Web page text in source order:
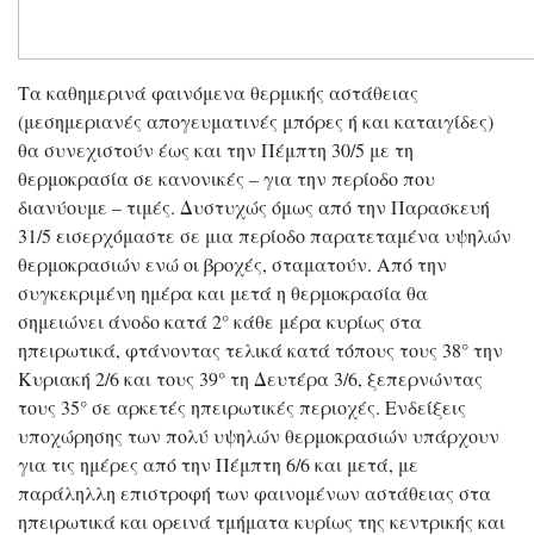
Τα καθημερινά φαινόμενα θερμικής αστάθειας
(μεσημεριανές απογευματινές μπόρες ή και καταιγίδες)
θα συνεχιστούν έως και την Πέμπτη 30/5 με τη
θερμοκρασία σε κανονικές – για την περίοδο που
διανύουμε – τιμές. Δυστυχώς όμως από την Παρασκευή
31/5 εισερχόμαστε σε μια περίοδο παρατεταμένα υψηλών
θερμοκρασιών ενώ οι βροχές, σταματούν. Από την
συγκεκριμένη ημέρα και μετά η θερμοκρασία θα
σημειώνει άνοδο κατά 2° κάθε μέρα κυρίως στα
ηπειρωτικά, φτάνοντας τελικά κατά τόπους τους 38° την
Κυριακή 2/6 και τους 39° τη Δευτέρα 3/6, ξεπερνώντας
τους 35° σε αρκετές ηπειρωτικές περιοχές. Ενδείξεις
υποχώρησης των πολύ υψηλών θερμοκρασιών υπάρχουν
για τις ημέρες από την Πέμπτη 6/6 και μετά, με
παράληλλη επιστροφή των φαινομένων αστάθειας στα
ηπειρωτικά και ορεινά τμήματα κυρίως της κεντρικής και